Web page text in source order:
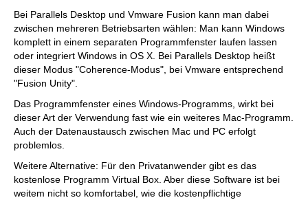
Bei Parallels Desktop und Vmware Fusion kann man dabei
zwischen mehreren Betriebsarten wählen: Man kann Windows
komplett in einem separaten Programmfenster laufen lassen
oder integriert Windows in OS X. Bei Parallels Desktop heißt
dieser Modus "Coherence-Modus", bei Vmware entsprechend
"Fusion Unity".
Das Programmfenster eines Windows-Programms, wirkt bei
dieser Art der Verwendung fast wie ein weiteres Mac-Programm.
Auch der Datenaustausch zwischen Mac und PC erfolgt
problemlos.
Weitere Alternative: Für den Privatanwender gibt es das
kostenlose Programm Virtual Box. Aber diese Software ist bei
weitem nicht so komfortabel, wie die kostenpflichtige